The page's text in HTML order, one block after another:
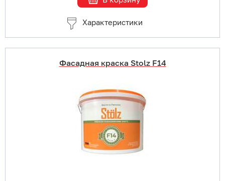
Характеристики
Фасадная краска Stolz F14
В корзину
Подробнее